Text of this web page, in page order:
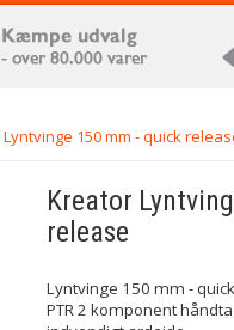
150 mm - quick
Kreator
release
Lyntvinge 150 mm -
PTR 2 komponent